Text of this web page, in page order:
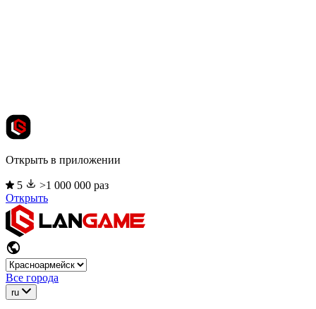
Открыть в приложении
5
>1 000 000 раз
Открыть
Все города
ru